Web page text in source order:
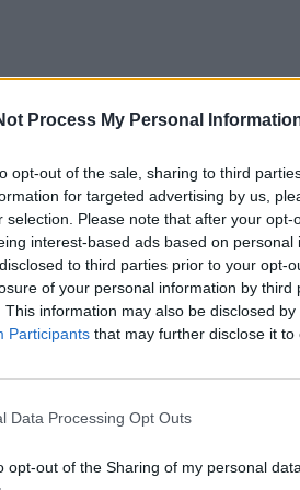
Process My Personal
opt-out of the sale, sharing to third
for targeted advertising by us,
selection. Please note that after your
interest-based ads based on
to third parties prior to your opt-
of your personal information by third
This information may also be disclosed
Participants that may further disclose it to
Data Processing Opt Outs
opt-out of the Sharing of my personal data.
pasiūlymus, jei tokių
juos ateiti, jeigu jie neturi
vyksta viešai, gali semtis
jie prašėsi ateiti ir mes juos
turbūt ir tą projektą“, –